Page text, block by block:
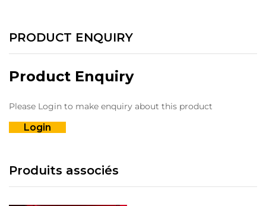
options
choisies
sur
page
PRODUCT ENQUIRY
Product Enquiry
Please Login to make enquiry about this product
Login
Produits associés